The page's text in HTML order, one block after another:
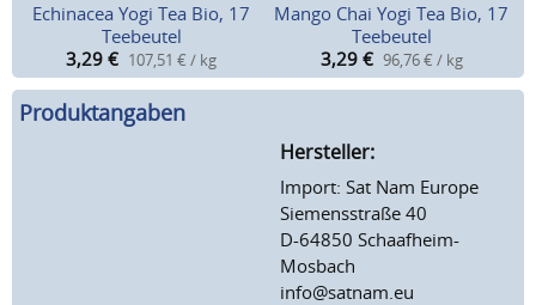
Echinacea Yogi Tea Bio, 17
Teebeutel
3,29 € 107,51 € / kg
Mango Chai Yogi Tea Bio, 17
Teebeutel
3,29 € 96,76 € / kg
Produktangaben
Hersteller:
Import: Sat Nam Europe
Siemensstraße 40
D-64850 Schaafheim-
Mosbach
info@satnam.eu